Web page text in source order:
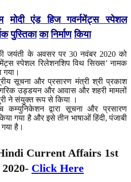
मोदी एंड हिज गवर्नमेंट्स स्पेशल
पुस्तिका का निर्माण किया
जयंती के अवसर पर 30 नवंबर 2020 को
स्पेशल रिलेशनशिप विथ सिख्स’ नामक
गया।
सूचना और प्रसारण मंत्री श्री प्रकाश
उड्डयन और आवास और शहरी मामलों
ने संयुक्त रूप से किया ।
द्वारा सूचना और प्रसारण
गया है और इसे तीन भाषाओं हिंदी, पंजाबी
है।
Current Affairs 1st
Click Here